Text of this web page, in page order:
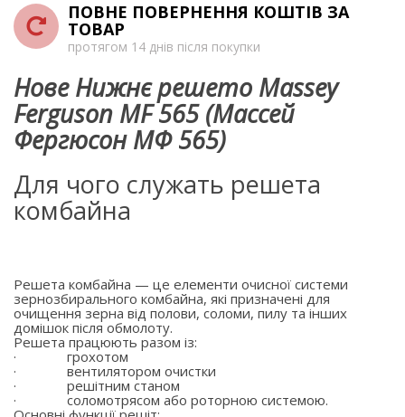
ПОВНЕ ПОВЕРНЕННЯ КОШТІВ ЗА
ТОВАР
протягом 14 днів після покупки
Нове Нижнє решето Massey
Ferguson MF 565 (Массей
Фергюсон МФ 565)
Для чого служать решета
комбайна
Решета комбайна — це елементи очисної системи
зернозбирального комбайна, які призначені для
очищення зерна від полови, соломи, пилу та інших
домішок після обмолоту.
Решета працюють разом із:
·
грохотом
·
вентилятором очистки
·
решітним станом
·
соломотрясом або роторною системою.